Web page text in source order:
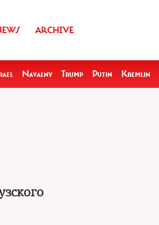
ARCHIVE
Navalny Trump Putin Kremlin